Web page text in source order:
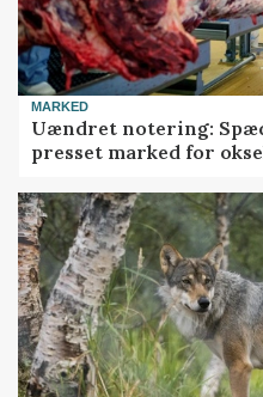
MARKED
Uændret notering:
presset marked for